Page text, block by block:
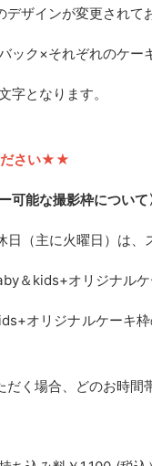
ザインが変更されて
ック×それぞれのケ
字となります。
ださい★★
可能な撮影枠について
（主に火曜日）は、
＆kids+オリジナル
オリジナルケーキ
く場合、どのお時間